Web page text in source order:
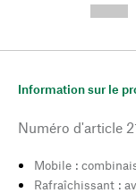
Information sur le
Numéro d'article
Mobile :
Rafraîchissant :